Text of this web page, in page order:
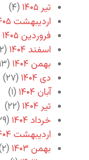
تیر ۱۴۰۵
(۴)
اردیبهشت ۱۴۰۵
فروردین ۱۴۰۵
اسفند ۱۴۰۴
(۱۲)
بهمن ۱۴۰۴
(۱۳)
دی ۱۴۰۴
(۲۷)
آبان ۱۴۰۴
(۱)
تیر ۱۴۰۴
(۲۲)
خرداد ۱۴۰۴
(۲۹)
اردیبهشت ۱۴۰۴
بهمن ۱۴۰۳
(۲)